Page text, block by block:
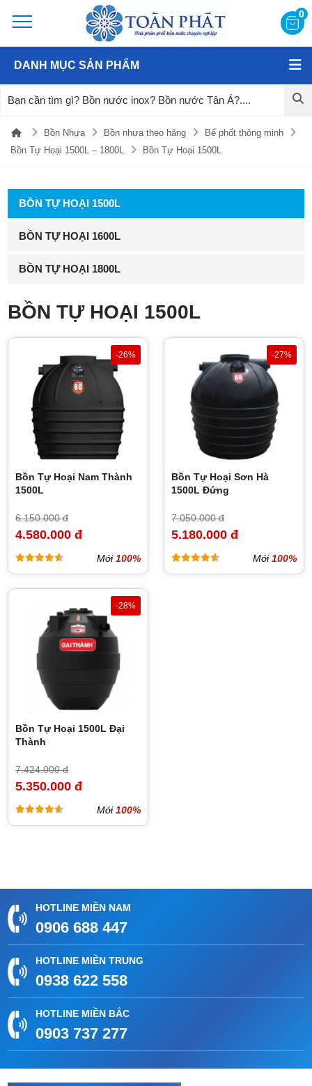
0
DANH MỤC SẢN PHẨM
Bồn Nhựa Bồn nhựa theo hãng
Bể phốt thông minh
Bồn Tự Hoại 1500L – 1800L
Bồn Tự Hoại 1500L
BỒN TỰ HOẠI 1500L
BỒN TỰ HOẠI 1600L
BỒN TỰ HOẠI 1800L
BỒN TỰ HOẠI 1500L
-26%
Bồn Tự Hoại Nam Thành
1500L
6.150.000 đ
4.580.000 đ
Mới100%
-27%
Bồn Tự Hoại Sơn Hà
1500L Đứng
7.050.000 đ
5.180.000 đ
Mới100%
-28%
Bồn Tự Hoại 1500L Đại
Thành
7.424.000 đ
5.350.000 đ
Mới100%
HOTLINE MIỀN NAM
0906 688 447
HOTLINE MIỀN TRUNG
0938 622 558
HOTLINE MIỀN BẮC
0903 737 277